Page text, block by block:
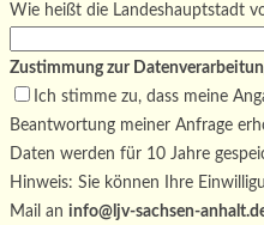
Wie heißt die Landeshauptstadt
Zustimmung zur
Ich stimme zu, dass meine
Beantwortung meiner Anfrage
Daten werden für 10 Jahre
Hinweis: Sie können Ihre
Mail an info@ljv-sachsen-